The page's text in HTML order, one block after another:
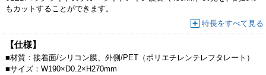
もカットすることができます。
●目の水晶体で吸収されにくく、網膜を傷つける恐れがあるブルーライト
を集中カットします。眼精疲労対策にオススメです。
特長をすべて見る
【仕様】
■材質：接着面/シリコン膜、外側/PET（ポリエチレンテレフタレート）
■サイズ：W190×D0.2×H270mm